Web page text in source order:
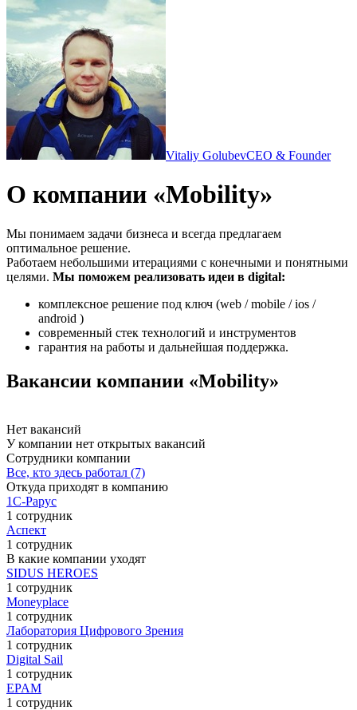
Vitaliy GolubevCEO & Founder
О компании «Mobility»
Мы понимаем задачи бизнеса и всегда предлагаем
оптимальное решение.
Работаем небольшими итерациями с конечными и понятными
целями. Мы поможем реализовать идеи в digital:
комплексное решение под ключ (web / mobile / ios /
android )
современный стек технологий и инструментов
гарантия на работы и дальнейшая поддержка.
Вакансии компании «Mobility»
Нет вакансий
У компании нет открытых вакансий
Сотрудники компании
Все, кто здесь работал (7)
Откуда приходят в компанию
1С-Рарус
1 сотрудник
Аспект
1 сотрудник
В какие компании уходят
SIDUS HEROES
1 сотрудник
Moneyplace
1 сотрудник
Лаборатория Цифрового Зрения
1 сотрудник
Digital Sail
1 сотрудник
EPAM
1 сотрудник